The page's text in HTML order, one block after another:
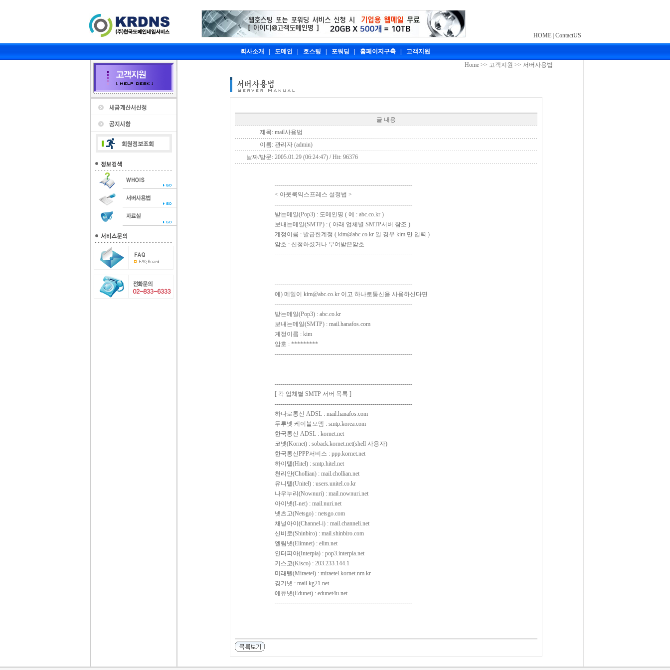
HOME ContactUS
회사소개 도메인 호스팅 포워딩 홈페이지구축
고객지원
Home >> 고객지원 >> 서버사용법
글 내용
제목: mail사용법
이름: 관리자 (admin)
날짜/방문: 2005.01.29 (06:24:47) / Hit: 96376
---------------------------------------------------------------------
< 아웃룩익스프레스 설정법 >
---------------------------------------------------------------------
받는메일(Pop3) : 도메인명 ( 예 : abc.co.kr )
보내는메일(SMTP) : ( 아래 업체별 SMTP서버 참조 )
계정이름 : 발급한계정 ( kim@abc.co.kr 일 경우 kim 만 입력 )
암호 : 신청하셨거나 부여받은암호
---------------------------------------------------------------------
---------------------------------------------------------------------
예) 메일이 kim@abc.co.kr 이고 하나로통신을 사용하신다면
---------------------------------------------------------------------
받는메일(Pop3) : abc.co.kr
보내는메일(SMTP) : mail.hanafos.com
계정이름 : kim
암호 : *********
---------------------------------------------------------------------
---------------------------------------------------------------------
[ 각 업체별 SMTP 서버 목록 ]
---------------------------------------------------------------------
하나로통신 ADSL : mail.hanafos.com
두루넷 케이블모뎀 : smtp.korea.com
한국통신 ADSL : kornet.net
코넷(Kornet) : soback.kornet.net(shell 사용자)
한국통신PPP서비스 : ppp.kornet.net
하이텔(Hitel) : smtp.hitel.net
천리안(Chollian) : mail.chollian.net
유니텔(Unitel) : users.unitel.co.kr
나우누리(Nownuri) : mail.nownuri.net
아이넷(I-net) : mail.nuri.net
넷츠고(Netsgo) : netsgo.com
채널아이(Channel-i) : mail.channeli.net
신비로(Shinbiro) : mail.shinbiro.com
엘림넷(Elimnet) : elim.net
인터피아(Interpia) : pop3.interpia.net
키스코(Kisco) : 203.233.144.1
미래텔(Miraetel) : miraetel.kornet.nm.kr
경기넷 : mail.kg21.net
에듀넷(Edunet) : edunet4u.net
---------------------------------------------------------------------